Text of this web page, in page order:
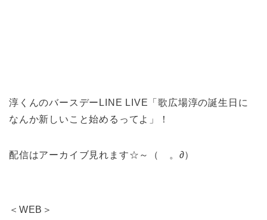
淳くんのバースデーLINE LIVE「歌広場淳の誕生日に
なんか新しいこと始めるってよ」！
配信はアーカイブ見れます☆～（ゝ。∂）
＜WEB＞